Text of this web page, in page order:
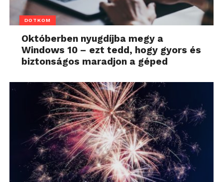
DOTKOM
Októberben nyugdíjba megy a
Windows 10 – ezt tedd, hogy gyors és
biztonságos maradjon a géped